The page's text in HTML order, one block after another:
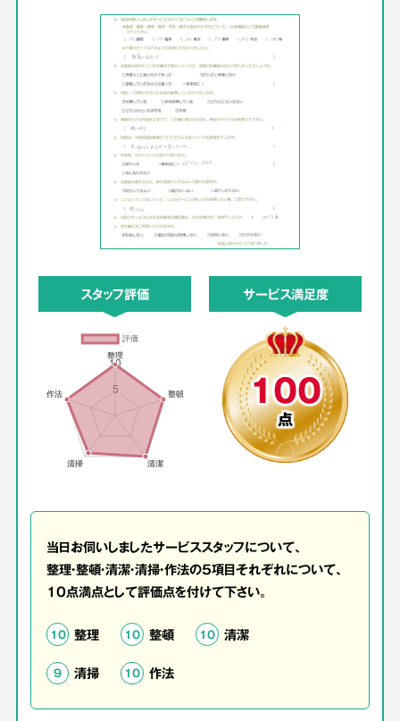
スタッフ評価 サービス満足度
100
点
当日お伺いしましたサービススタッフについて、
整理・整頓・清潔・清掃・作法の5項目それぞれについて、
10点満点として評価点を付けて下さい。
10 整理 10 整頓 10 清潔
9 清掃 10 作法